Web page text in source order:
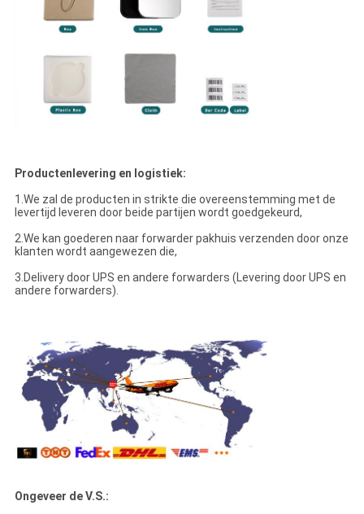
Productenlevering en logistiek:
1.We zal de producten in strikte die overeenstemming met de
levertijd leveren door beide partijen wordt goedgekeurd,
2.We kan goederen naar forwarder pakhuis verzenden door onze
klanten wordt aangewezen die,
3.Delivery door UPS en andere forwarders (Levering door UPS en
andere forwarders).
Ongeveer de V.S.: